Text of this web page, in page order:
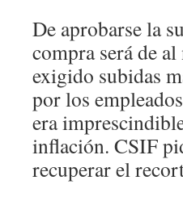
De aprobarse la
compra será de
exigido subidas
por los
era
inflación. CSIF
recuperar el